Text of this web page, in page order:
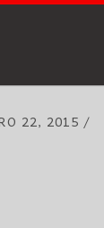
22, 2015 /